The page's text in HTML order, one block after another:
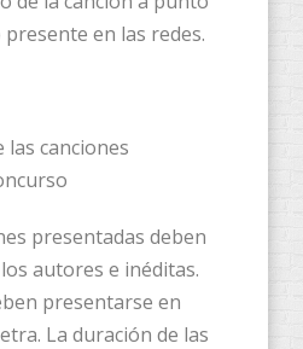
presente en las redes.
las canciones
presentadas deben
autores e inéditas.
presentarse en
La duración de las